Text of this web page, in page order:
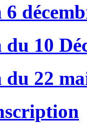
6
du 10
du 22